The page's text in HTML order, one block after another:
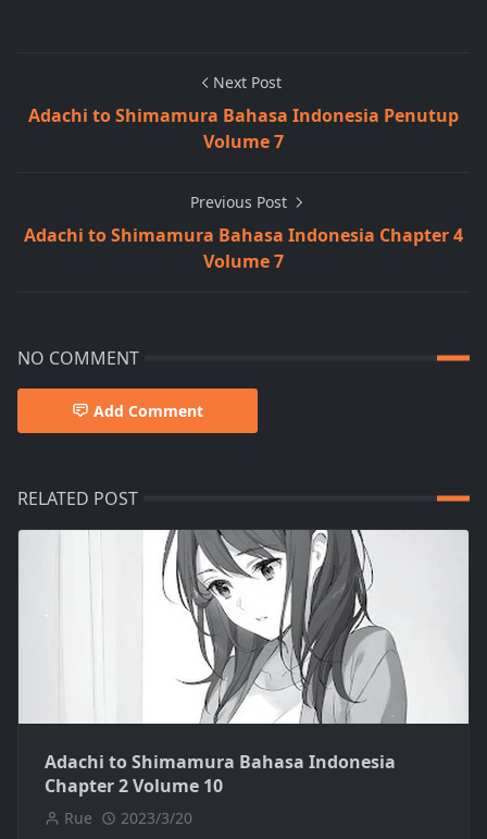
Next Post
Adachi to Shimamura Bahasa Indonesia Penutup
Volume 7
Previous Post
Adachi to Shimamura Bahasa Indonesia Chapter 4
Volume 7
NO COMMENT
Add Comment
RELATED POST
Adachi to Shimamura Bahasa Indonesia
Chapter 2 Volume 10
Rue 2023/3/20